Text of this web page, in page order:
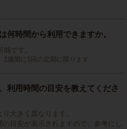
何時間から利用できますか。
です。
週間に1回の定期に限ります
利用時間の目安を教えてくださ
大きく異なります。
目安が表示されますので、参考にし